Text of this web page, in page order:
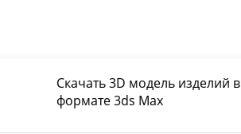
Скачать 3D модель изделий в
формате 3ds Max